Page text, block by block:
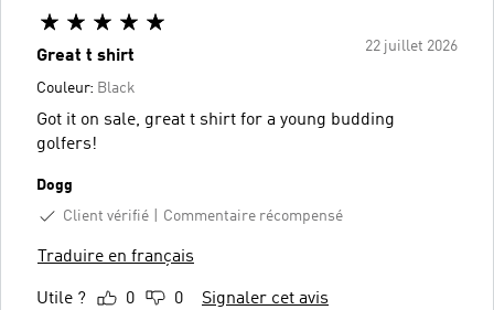
22 juillet 2026
Great t shirt
Couleur: Black
Got it on sale, great t shirt for a young budding
golfers!
Dogg
Client vérifié
Commentaire récompensé
Traduire en français
Utile ? 0 0 Signaler cet avis